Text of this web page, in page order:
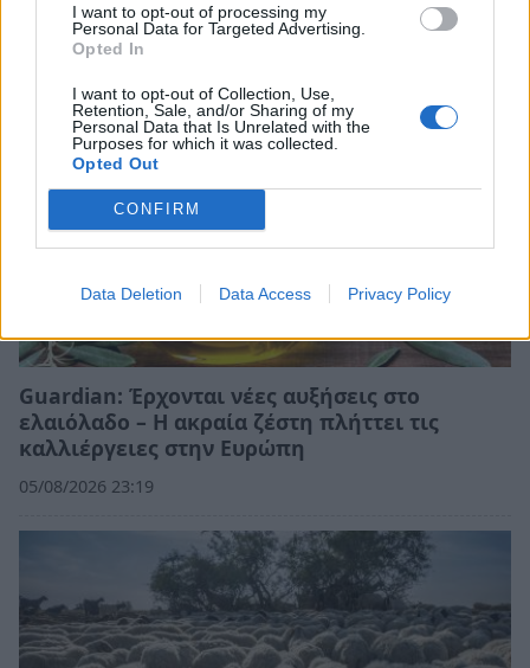
I want to opt-out of processing my
Personal Data for Targeted Advertising.
Opted In
I want to opt-out of Collection, Use,
Retention, Sale, and/or Sharing of my
Personal Data that Is Unrelated with the
Purposes for which it was collected.
Opted Out
CONFIRM
Data Deletion Data Access Privacy Policy
06/08/2026 10:58
Guardian: Έρχονται νέες αυξήσεις στο
ελαιόλαδο – Η ακραία ζέστη πλήττει τις
καλλιέργειες στην Ευρώπη
05/08/2026 23:19